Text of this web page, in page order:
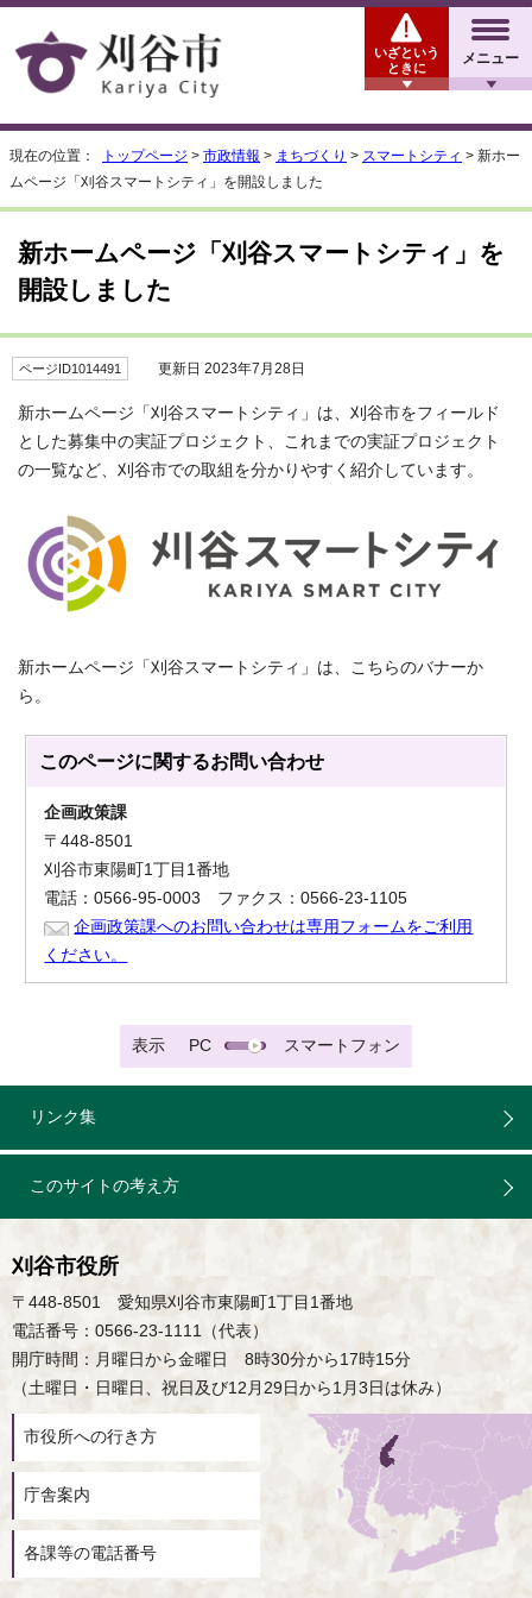
メニュー
いざという
ときに
現在の位置： トップページ > 市政情報 > まちづくり > スマートシティ > 新ホー
ムページ「刈谷スマートシティ」を開設しました
新ホームページ「刈谷スマートシティ」を
開設しました
ページID1014491 更新日 2023年7月28日
新ホームページ「刈谷スマートシティ」は、刈谷市をフィールド
とした募集中の実証プロジェクト、これまでの実証プロジェクト
の一覧など、刈谷市での取組を分かりやすく紹介しています。
新ホームページ「刈谷スマートシティ」は、こちらのバナーか
ら。
このページに関するお問い合わせ
企画政策課
〒448-8501
刈谷市東陽町1丁目1番地
電話：0566-95-0003 ファクス：0566-23-1105
企画政策課へのお問い合わせは専用フォームをご利用
ください。
表示 PC スマートフォン
リンク集
このサイトの考え方
刈谷市役所
〒448-8501 愛知県刈谷市東陽町1丁目1番地
電話番号：0566-23-1111（代表）
開庁時間：月曜日から金曜日 8時30分から17時15分
（土曜日・日曜日、祝日及び12月29日から1月3日は休み）
市役所への行き方
庁舎案内
各課等の電話番号